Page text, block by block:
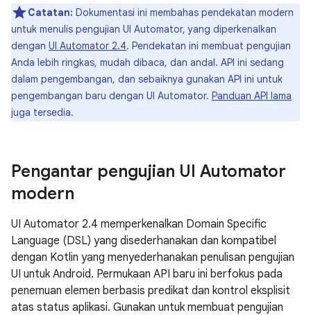
Catatan: Dokumentasi ini membahas pendekatan modern
untuk menulis pengujian UI Automator, yang diperkenalkan
dengan UI Automator 2.4. Pendekatan ini membuat pengujian
Anda lebih ringkas, mudah dibaca, dan andal. API ini sedang
dalam pengembangan, dan sebaiknya gunakan API ini untuk
pengembangan baru dengan UI Automator. Panduan API lama
juga tersedia.
Pengantar pengujian UI Automator
modern
UI Automator 2.4 memperkenalkan Domain Specific
Language (DSL) yang disederhanakan dan kompatibel
dengan Kotlin yang menyederhanakan penulisan pengujian
UI untuk Android. Permukaan API baru ini berfokus pada
penemuan elemen berbasis predikat dan kontrol eksplisit
atas status aplikasi. Gunakan untuk membuat pengujian